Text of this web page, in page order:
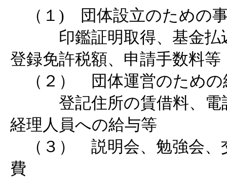
（１) 団体設立のための
印鑑証明取得、基金払込
登録免許税額、申請手数料等
（２） 団体運営のための
登記住所の賃借料、電話
経理人員への給与等
（３） 説明会、勉強会、
費